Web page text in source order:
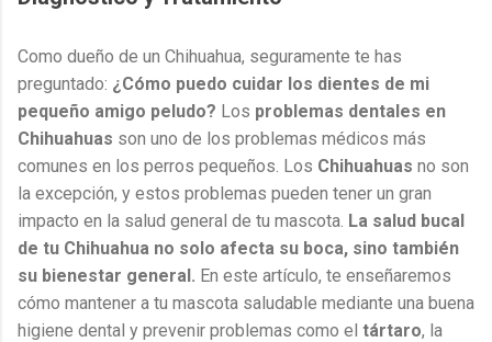
Como dueño de un Chihuahua, seguramente te has
preguntado: ¿Cómo puedo cuidar los dientes de mi
pequeño amigo peludo? Los problemas dentales en
Chihuahuas son uno de los problemas médicos más
comunes en los perros pequeños. Los Chihuahuas no son
la excepción, y estos problemas pueden tener un gran
impacto en la salud general de tu mascota. La salud bucal
de tu Chihuahua no solo afecta su boca, sino también
su bienestar general. En este artículo, te enseñaremos
cómo mantener a tu mascota saludable mediante una buena
higiene dental y prevenir problemas como el tártaro, la